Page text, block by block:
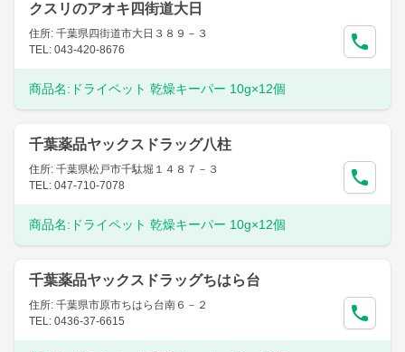
クスリのアオキ四街道大日
住所: 千葉県四街道市大日３８９－３
TEL: 043-420-8676
商品名: ドライペット 乾燥キーパー 10g×12個
千葉薬品ヤックスドラッグ八柱
住所: 千葉県松戸市千駄堀１４８７－３
TEL: 047-710-7078
商品名: ドライペット 乾燥キーパー 10g×12個
千葉薬品ヤックスドラッグちはら台
住所: 千葉県市原市ちはら台南６－２
TEL: 0436-37-6615